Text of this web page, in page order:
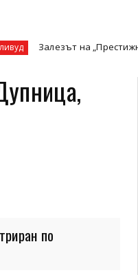
на „Престижната
по